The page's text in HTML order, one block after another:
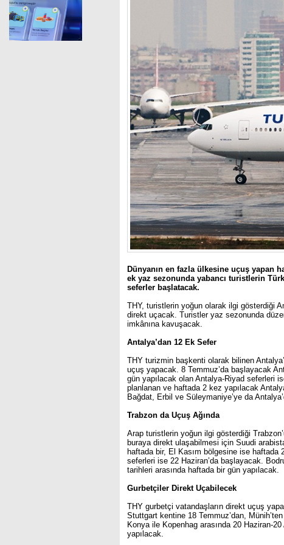
Dünyanın en fazla ülkesine uçuş yapan
ek yaz sezonunda yabancı turistlerin
seferler başlatacak.
THY, turistlerin yoğun olarak ilgi gösterdiği
direkt uçacak. Turistler yaz sezonunda
imkânına kavuşacak.
Antalya’dan 12 Ek Sefer
THY turizmin başkenti olarak bilinen
uçuş yapacak. 8 Temmuz’da başlayacak
gün yapılacak olan Antalya-Riyad seferleri
planlanan ve haftada 2 kez yapılacak
Bağdat, Erbil ve Süleymaniye’ye da
Trabzon da Uçuş Ağında
Arap turistlerin yoğun ilgi gösterdiği
buraya direkt ulaşabilmesi için Suudi
haftada bir, El Kasım bölgesine ise
seferleri ise 22 Haziran’da başlayacak.
tarihleri arasında haftada bir gün yapılacak.
Gurbetçiler Direkt Uçabilecek
THY gurbetçi vatandaşların direkt uçuş
Stuttgart kentine 18 Temmuz’dan,
Konya ile Kopenhag arasında 20 Haziran-
yapılacak.